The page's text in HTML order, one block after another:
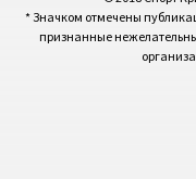
* Значком отмечены
признанные